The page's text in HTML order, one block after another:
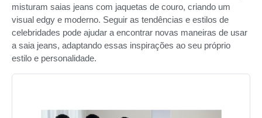
misturam saias jeans com jaquetas de couro, criando um
visual edgy e moderno. Seguir as tendências e estilos de
celebridades pode ajudar a encontrar novas maneiras de usar
a saia jeans, adaptando essas inspirações ao seu próprio
estilo e personalidade.